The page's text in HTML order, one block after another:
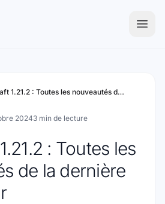
Minecraft 1.21.2 : Toutes les nouveautés de la dernière mise à jour
20243 min de lecture
: Toutes les
de la dernière